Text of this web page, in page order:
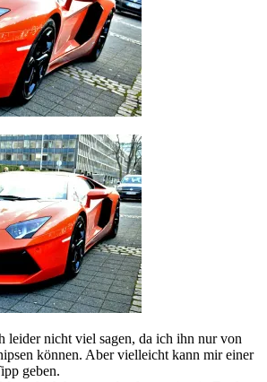
leider nicht viel sagen, da ich ihn nur von
können. Aber vielleicht kann mir einer
geben.